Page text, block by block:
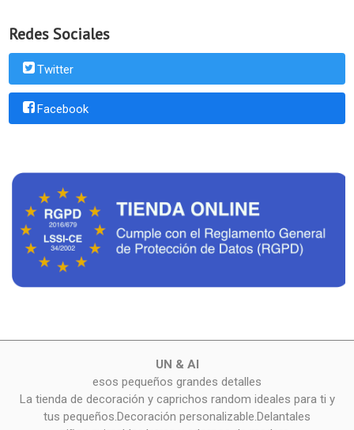
Redes Sociales
Twitter
Facebook
UN & AI
esos pequeños grandes detalles
La tienda de decoración y caprichos random ideales para ti y
tus pequeños.Decoración personalizable.Delantales